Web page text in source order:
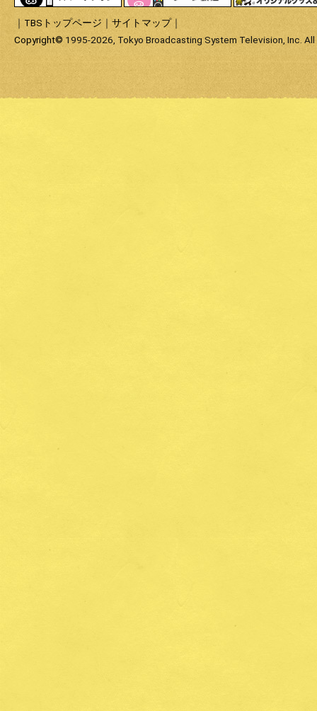
｜ TBSトップページ ｜ サイトマップ｜
Copyright© 1995-2026, Tokyo Broadcasting System Television, Inc.